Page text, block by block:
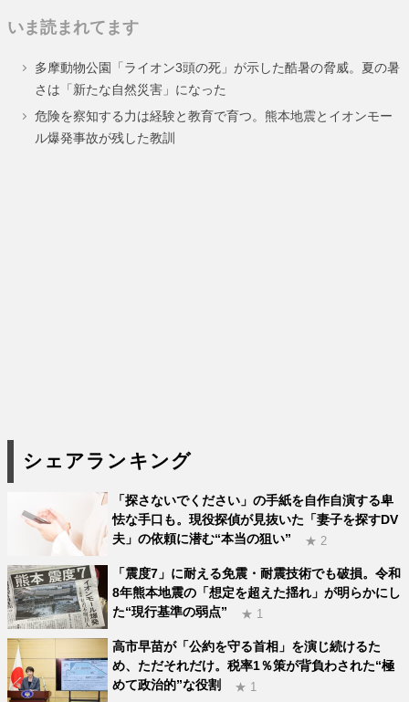
ー
ジ
ー
ジ
いま読まれてます
多摩動物公園「ライオン3頭の死」が示した酷暑の脅威。夏の暑
さは「新たな自然災害」になった
危険を察知する力は経験と教育で育つ。熊本地震とイオンモー
ル爆発事故が残した教訓
シェアランキング
「探さないでください」の手紙を自作自演する卑
怯な手口も。現役探偵が見抜いた「妻子を探すDV
夫」の依頼に潜む“本当の狙い”
★ 2
「震度7」に耐える免震・耐震技術でも破損。令和
8年熊本地震の「想定を超えた揺れ」が明らかにし
た“現行基準の弱点”
★ 1
高市早苗が「公約を守る首相」を演じ続けるた
め、ただそれだけ。税率1％策が背負わされた“極
めて政治的”な役割
★ 1